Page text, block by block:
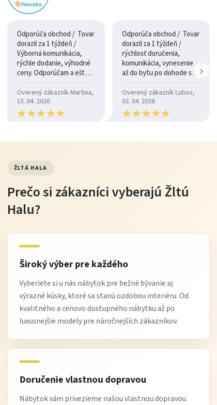
vyhnúť sa agresívnym chemikáliám a nadmernej
pri škvrnách použiť vhodný čistiaci prostriedok na látku
Tip od Žltej Haly
Dizajnovú posteľ MOET umiestnite centrálne v
spálni a doplňte ju kvalitným matracom a vankúšmi.
Skombinujte s nočnými stolíkmi a dekoračnými
Výhody nákupu na Žltej Hale
moderný a nadčasový dizajn
pevná konštrukcia a kvalitné čalúnenie
Je posteľ vhodná na každodenné spanie?
Áno, kvalitná konštrukcia a pohodlná výplň zaručujú
komfort aj pri každodennom používaní.
Je čalúnenie odolné?
Áno, použité materiály sú odolné a vhodné na dlhodobé
používanie.
Čo si zákazníci obľúbili?
Odporúča obchod / Tovar
dorazil za 1 týždeň /
Výborná komunikácia,
rýchle dodanie, výhodné
ceny. Odporúčam a ešte
Overený zákazník Martina,
15. 04. 2026
★★★★★
★★★★★
Odporúča obchod / Tovar
dorazil za 1 týždeň /
rýchlosť doručenia,
komunikácia, vynesenie
až do bytu po dohode so
Overený zákazník Lubos,
02. 04. 2026
★★★★★
★★★★★
ŽLTÁ HALA
Prečo si zákazníci vyberajú Žltú
Halu?
Široký výber pre každého
Vyberiete si u nás nábytok pre bežné bývanie aj
výrazné kúsky, ktoré sa stanú ozdobou interiéru. Od
kvalitného a cenovo dostupného nábytku až po
luxusnejšie modely pre náročnejších zákazníkov.
Doručenie vlastnou dopravou
Nábytok vám privezieme našou vlastnou dopravou.